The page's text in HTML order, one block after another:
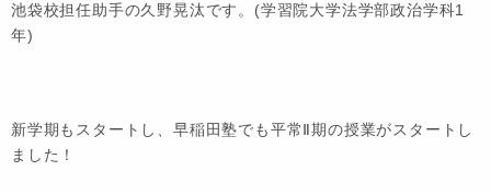
池袋校担任助手の久野晃汰です。(学習院大学法学部政治学科1
年)
新学期もスタートし、早稲田塾でも平常Ⅱ期の授業がスタートし
ました！